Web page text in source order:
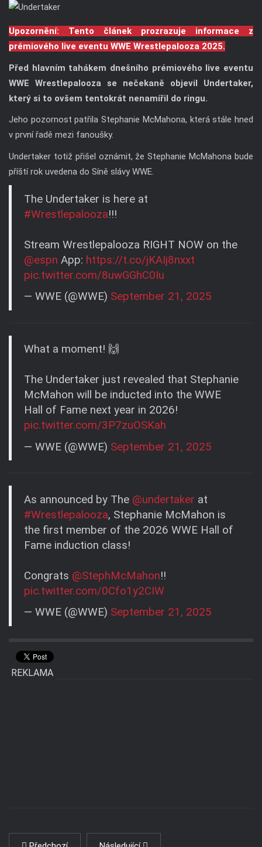
Upozornění: Tento článek prozrazuje informace z
prémiového live eventu WWE Wrestlepalooza 2025.
Před hlavním tahákem dnešního prémiového live eventu
WWE Wrestlepalooza se nečekaně objevil Undertaker,
který si to ovšem tentokrát nenamířil do ringu.
Jeho pozornost patřila Stephanie McMahona, která stále hned
v první řadě mezi fanoušky.
Undertaker totiž přišel oznámit, že Stephanie McMahona bude
příští rok uvedena do Síně slávy WWE.
The Undertaker is here at
#Wrestlepalooza!!!
Stream Wrestlepalooza RIGHT NOW on the
@espn App: https://t.co/jKAIj8nxxt
pic.twitter.com/8uwGGhC0Iu
— WWE (@WWE) September 21, 2025
What a moment! 🙌
The Undertaker just revealed that Stephanie
McMahon will be inducted into the WWE
Hall of Fame next year in 2026!
pic.twitter.com/3P7zuOSKah
— WWE (@WWE) September 21, 2025
As announced by The @undertaker at
#Wrestlepalooza, Stephanie McMahon is
the first member of the 2026 WWE Hall of
Fame induction class!
Congrats @StephMcMahon!!
pic.twitter.com/0Cfo1y2CIW
— WWE (@WWE) September 21, 2025
REKLAMA